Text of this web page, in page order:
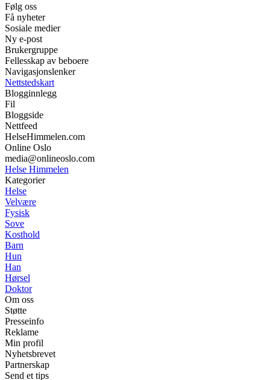
Følg oss
Få nyheter
Sosiale medier
Ny e-post
Brukergruppe
Fellesskap av beboere
Navigasjonslenker
Nettstedskart
Blogginnlegg
Fil
Bloggside
Nettfeed
HelseHimmelen.com
Online Oslo
media@onlineoslo.com
Helse Himmelen
Kategorier
Helse
Velvære
Fysisk
Sove
Kosthold
Barn
Hun
Han
Hørsel
Doktor
Om oss
Støtte
Presseinfo
Reklame
Min profil
Nyhetsbrevet
Partnerskap
Send et tips